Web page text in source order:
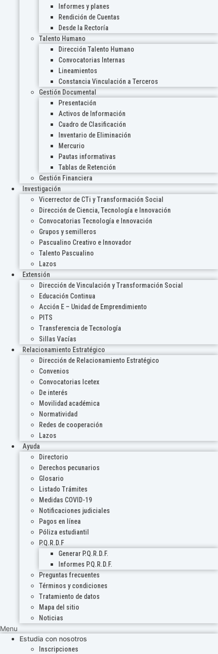
Informes y planes
Rendición de Cuentas
Desde la Rectoría
Talento Humano
Dirección Talento Humano
Convocatorias Internas
Lineamientos
Constancia Vinculación a Terceros
Gestión Documental
Presentación
Activos de Información
Cuadro de Clasificación
Inventario de Eliminación
Mercurio
Pautas informativas
Tablas de Retención
Gestión Financiera
Investigación
Vicerrector de CTi y Transformación Social
Dirección de Ciencia, Tecnología e Innovación
Convocatorias Tecnología e Innovación
Grupos y semilleros
Pascualino Creativo e Innovador
Talento Pascualino
Lazos
Extensión
Dirección de Vinculación y Transformación Social
Educación Continua
Acción E – Unidad de Emprendimiento
PITS
Transferencia de Tecnología
Sillas Vacías
Relacionamiento Estratégico
Dirección de Relacionamiento Estratégico
Convenios
Convocatorias Icetex
De interés
Movilidad académica
Normatividad
Redes de cooperación
Lazos
Ayuda
Directorio
Derechos pecunarios
Glosario
Listado Trámites
Medidas COVID-19
Notificaciones judiciales
Pagos en línea
Póliza estudiantil
P.Q.R.D.F
Generar P.Q.R.D.F.
Informes P.Q.R.D.F.
Preguntas frecuentes
Términos y condiciones
Tratamiento de datos
Mapa del sitio
Noticias
Menu
Estudia con nosotros
Inscripciones